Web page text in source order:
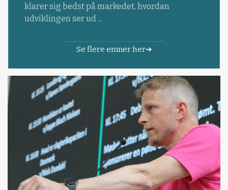
klarer sig bedst på markedet, hvordan
udviklingen ser ud ...
Se flere emner her